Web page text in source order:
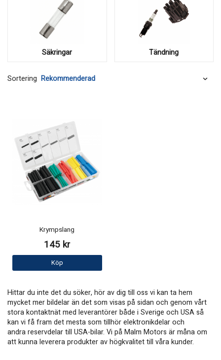
Säkringar Tändning
Sortering
Krympslang
145 kr
Köp
Hittar du inte det du söker, hör av dig till oss vi kan ta hem
mycket mer bildelar än det som visas på sidan och genom vårt
stora kontaktnät med leverantörer både i Sverige och USA så
kan vi få fram det mesta som tillhör elektronikdelar och
andra reservdelar till USA-bilar. Vi på Malm Motors är måna om
att kunna leverera produkter av högkvalitet till våra kunder.